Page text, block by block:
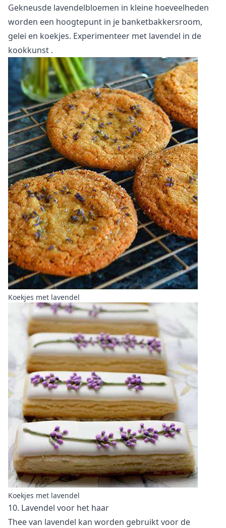
Gekneusde lavendelbloemen in kleine hoeveelheden
worden een hoogtepunt in je banketbakkersroom,
gelei en koekjes. Experimenteer met lavendel in de
kookkunst .
Koekjes met lavendel
Koekjes met lavendel
10. Lavendel voor het haar
Thee van lavendel kan worden gebruikt voor de